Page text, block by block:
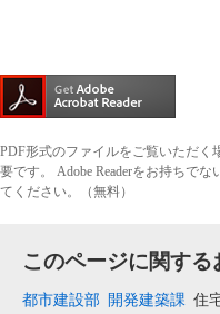
PDF形式のファイルをご覧いただく
要です。
Adobe Readerをお持ちで
てください。（無料）
このページに関す
都市建設部 開発建築課 住